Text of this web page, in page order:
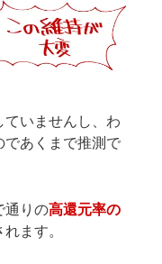
いませんし、わ
あくまで推測で
通りの高還元率の
ます。